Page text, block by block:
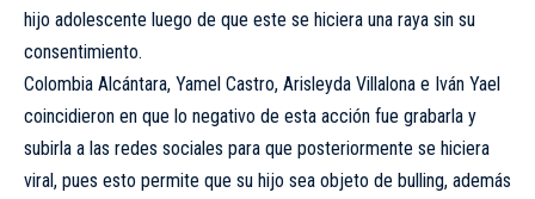
hijo adolescente luego de que este se hiciera una raya sin su
consentimiento.
Colombia Alcántara, Yamel Castro, Arisleyda Villalona e Iván Yael
coincidieron en que lo negativo de esta acción fue grabarla y
subirla a las redes sociales para que posteriormente se hiciera
viral, pues esto permite que su hijo sea objeto de bulling, además